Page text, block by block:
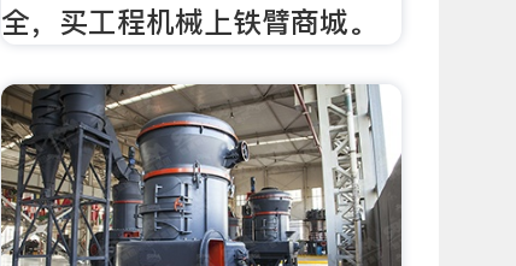
全，买工程机械上铁臂商城。